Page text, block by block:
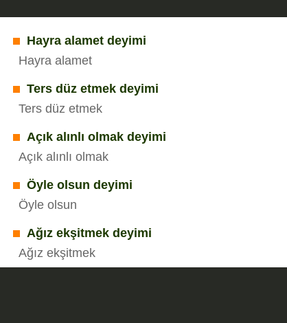
Hayra alamet deyimi
Hayra alamet
Ters düz etmek deyimi
Ters düz etmek
Açık alınlı olmak deyimi
Açık alınlı olmak
Öyle olsun deyimi
Öyle olsun
Ağız ekşitmek deyimi
Ağız ekşitmek